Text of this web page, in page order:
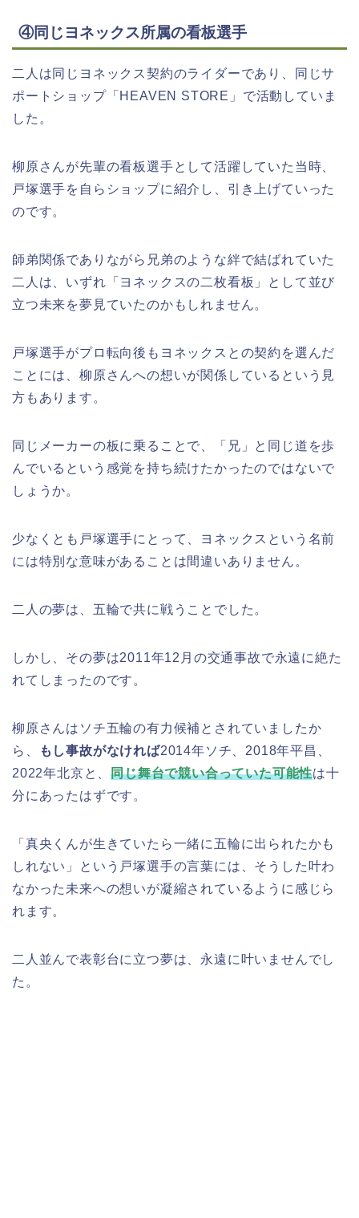
④同じヨネックス所属の看板選手
二人は同じヨネックス契約のライダーであり、同じサ
ポートショップ「HEAVEN STORE」で活動していま
した。
柳原さんが先輩の看板選手として活躍していた当時、
戸塚選手を自らショップに紹介し、引き上げていった
のです。
師弟関係でありながら兄弟のような絆で結ばれていた
二人は、いずれ「ヨネックスの二枚看板」として並び
立つ未来を夢見ていたのかもしれません。
戸塚選手がプロ転向後もヨネックスとの契約を選んだ
ことには、柳原さんへの想いが関係しているという見
方もあります。
同じメーカーの板に乗ることで、「兄」と同じ道を歩
んでいるという感覚を持ち続けたかったのではないで
しょうか。
少なくとも戸塚選手にとって、ヨネックスという名前
には特別な意味があることは間違いありません。
二人の夢は、五輪で共に戦うことでした。
しかし、その夢は2011年12月の交通事故で永遠に絶た
れてしまったのです。
柳原さんはソチ五輪の有力候補とされていましたか
ら、
もし事故がなければ2014年ソチ、2018年平昌、
2022年北京と、同じ舞台で競い合っていた可能性は十
分にあったはずです。
「真央くんが生きていたら一緒に五輪に出られたかも
しれない」という戸塚選手の言葉には、そうした叶わ
なかった未来への想いが凝縮されているように感じら
れます。
二人並んで表彰台に立つ夢は、永遠に叶いませんでし
た。